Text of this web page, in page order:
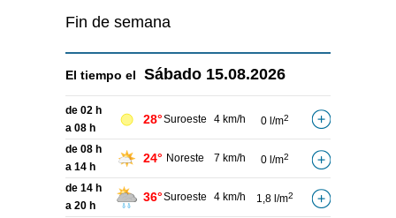
Fin de semana
El tiempo el Sábado 15.08.2026
de 02 h
a 08 h
28°Suroeste 4 km/h 0 l/m2
de 08 h
a 14 h
24° Noreste 7 km/h 0 l/m2
de 14 h
a 20 h
36°Suroeste 4 km/h 1,8 l/m2